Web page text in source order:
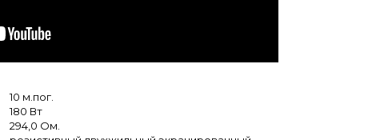
10 м.пог.
180 Вт
294,0 Ом.